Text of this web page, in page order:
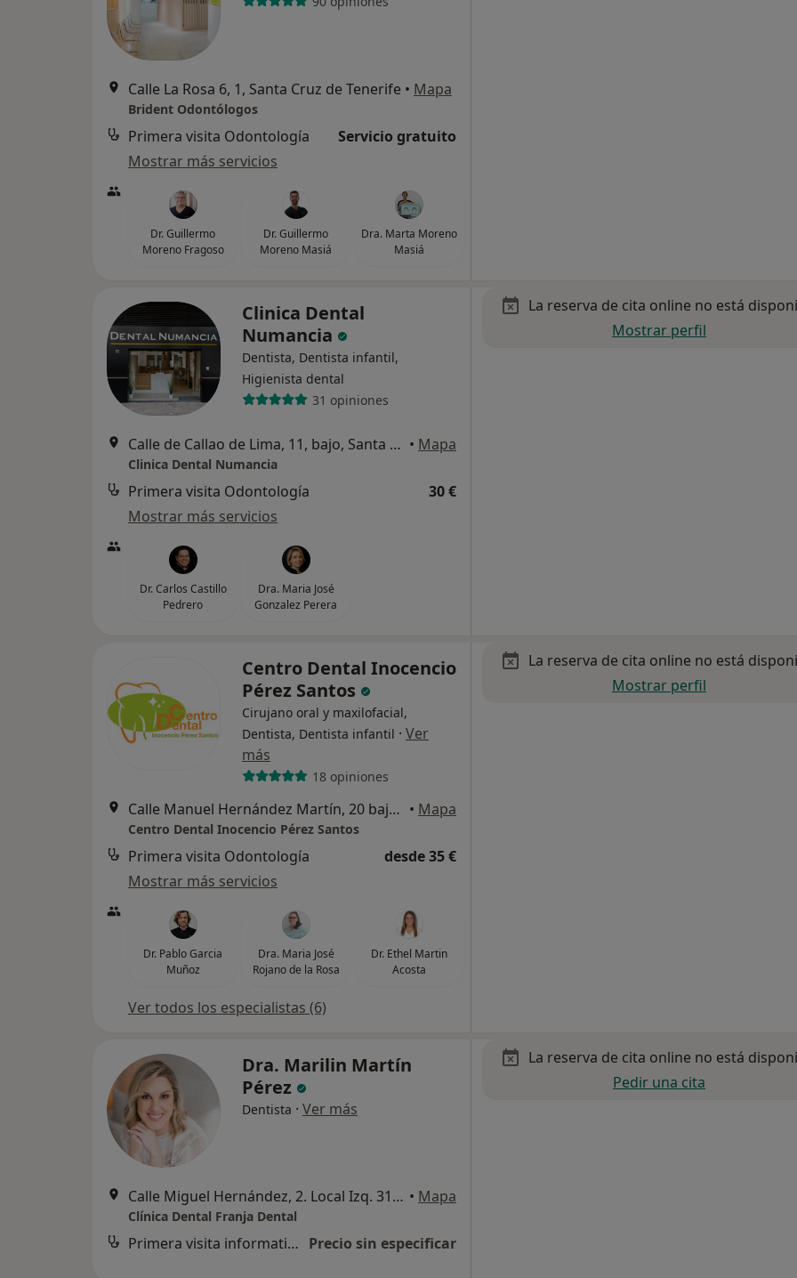
Calle La Rosa 6, 1, Santa Cruz de Tenerife • Mapa
Brident Odontólogos
Primera visita Odontología
Servicio gratuito
Mostrar más servicios
Dr. Guillermo
Moreno Fragoso
Dr. Guillermo
Moreno Masiá
Dra. Marta Moreno
Masiá
Clinica Dental
Numancia
Dentista, Dentista infantil,
Higienista dental
31 opiniones
Calle de Callao de Lima, 11, bajo, Santa Cruz de Tenerife • Mapa
Clinica Dental Numancia
Primera visita Odontología
30 €
Mostrar más servicios
Dr. Carlos Castillo
Pedrero
Dra. Maria José
Gonzalez Perera
La reserva de cita online no está
Mostrar perfil
Centro Dental Inocencio
Pérez Santos
Cirujano oral y maxilofacial,
Dentista, Dentista infantil · Ver
más
18 opiniones
Calle Manuel Hernández Martín, 20 bajo, San Cristóbal de la Laguna • Mapa
Centro Dental Inocencio Pérez Santos
Primera visita Odontología
desde 35 €
Mostrar más servicios
Dr. Pablo Garcia
Muñoz
Dra. Maria José
Rojano de la Rosa
Dr. Ethel Martin
Acosta
Ver todos los especialistas (6)
La reserva de cita online no está
Mostrar perfil
Dra. Marilin Martín
Pérez
Dentista · Ver más
Calle Miguel Hernández, 2. Local Izq. 31, Santa Cruz de Tenerife • Mapa
Clínica Dental Franja Dental
Primera visita informativa gratuita Precio sin especificar
La reserva de cita online no está
Pedir una cita